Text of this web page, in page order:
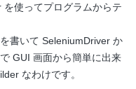
使ってプログラムからテ
書いて SeleniumDriver か
GUI 画面から簡単に出来
なわけです。